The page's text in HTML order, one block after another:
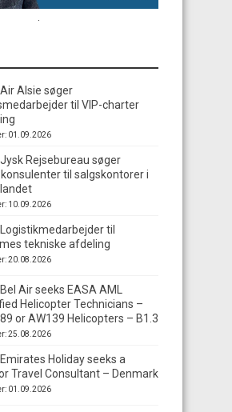
Alsie søger
til VIP-charter
01.09.2026
Rejsebureau søger
til salgskontorer i
10.09.2026
til
tekniske afdeling
20.08.2026
Air seeks EASA AML
Helicopter Technicians –
or AW139 Helicopters – B1.3
25.08.2026
Holiday seeks a
Travel Consultant – Denmark
01.09.2026